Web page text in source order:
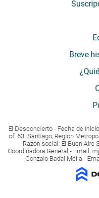
Breve
El Desconcierto - Fecha de
of. 63. Santiago, Región
Razón social: El Buen Aire
Coordinadora General - Email:
Gonzalo Badal Mella -